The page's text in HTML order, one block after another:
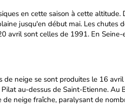
en cette saison à cette altitude.
jusqu'en début mai. Les chutes
avril sont celles de 1991. En
de neige se sont produites le 16
au-dessus de Saint-Etienne. Au
neige fraîche, paralysant de